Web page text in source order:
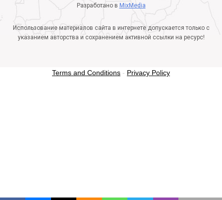
Разработано в MixMedia
Использование материалов сайта в интернете допускается только с
указанием авторства и сохранением активной ссылки на ресурс!
Terms and Conditions - Privacy Policy